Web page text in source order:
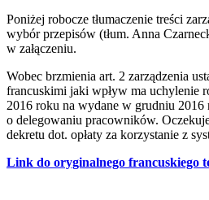
Poniżej robocze tłumaczenie treści
wybór przepisów (tłum. Anna
w załączeniu.
Wobec brzmienia art. 2 zarządzenia
francuskimi jaki wpływ ma uchylenie
2016 roku na wydane w grudniu 2016
o delegowaniu pracowników.
dekretu dot. opłaty za korzystanie z
Link do oryginalnego francuskiego